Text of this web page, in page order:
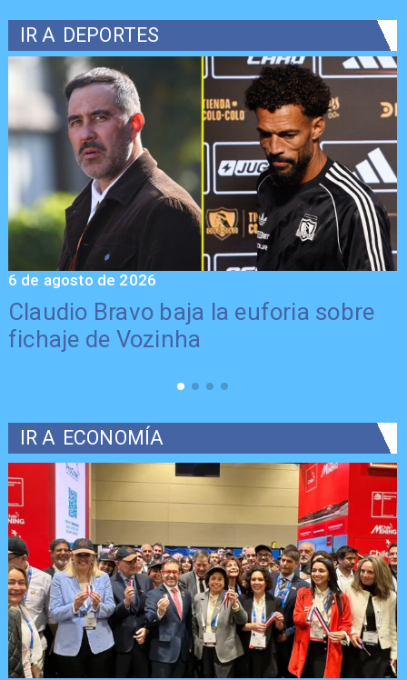
IR A DEPORTES
Claudio Bravo baja la euforia sobre
fichaje de Vozinha
6 de agosto de 2026
IR A ECONOMÍA